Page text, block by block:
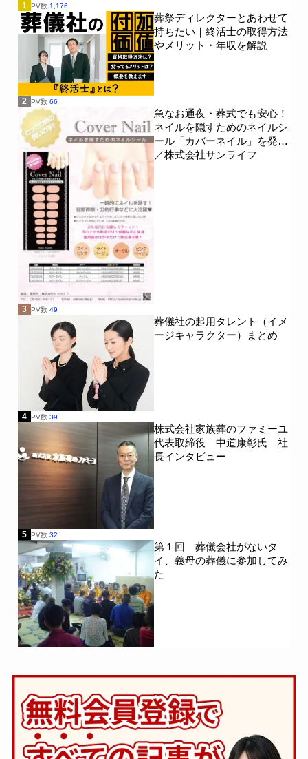
1 PV数 1,176
葬祭ディレクターとあわせて
持ちたい｜終活士の取得方法
やメリット・年収を解説
2 PV数 66
急なお通夜・葬式でも安心！
ネイルを隠すためのネイルシ
ール「カバーネイル」を発売
／株式会社サンライフ
3 PV数 49
葬儀社の起用タレント（イメ
ージキャラクター）まとめ
4 PV数 39
株式会社家族葬のファミーユ
代表取締役 中道康彰氏 社
長インタビュー
5 PV数 32
第１回 葬儀会社がないタ
イ、義母の葬儀に参加してみ
た